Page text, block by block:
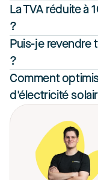
La TVA réduite à
?
Puis-je revendre
?
Comment
d'électricité